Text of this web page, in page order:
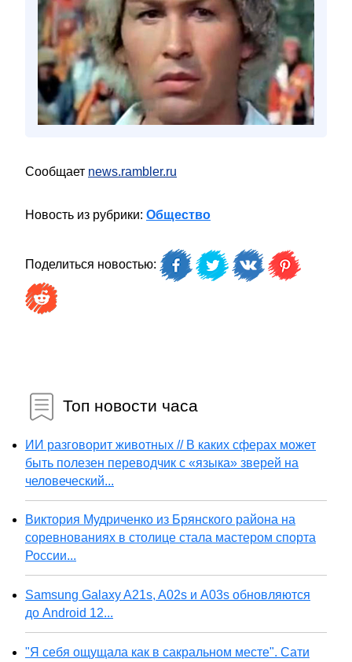
Сообщает news.rambler.ru
Новость из рубрики: Общество
Поделиться новостью:
Топ новости часа
ИИ разговорит животных // В каких сферах может
быть полезен переводчик с «языка» зверей на
человеческий...
Виктория Мудриченко из Брянского района на
соревнованиях в столице стала мастером спорта
России...
Samsung Galaxy A21s, A02s и A03s обновляются
до Android 12...
"Я себя ощущала как в сакральном месте". Сати